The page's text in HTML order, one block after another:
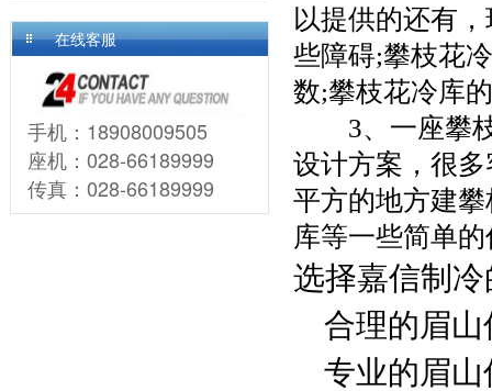
在线客服
手机：18908009505
座机：028-66189999
传真：028-66189999
以提供的还有
些障碍;攀枝花
数;攀枝花冷库
3、一座攀枝
设计方案，很
平方的地方建
库等一些简单
选择嘉信制
合理的眉山
专业的眉山